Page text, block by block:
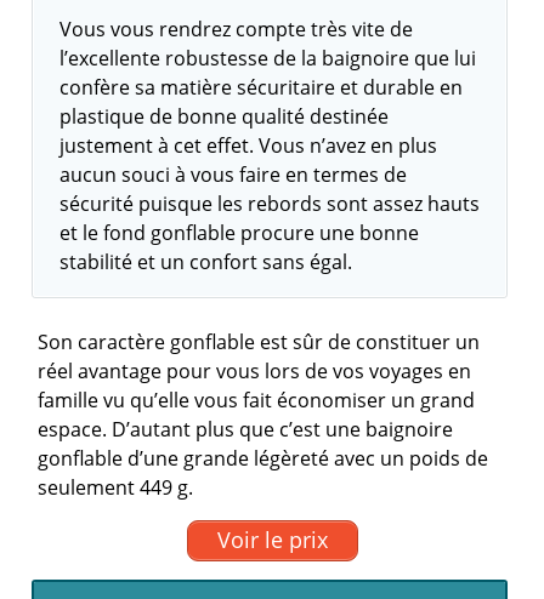
Vous vous rendrez compte très vite de
l’excellente robustesse de la baignoire que lui
confère sa matière sécuritaire et durable en
plastique de bonne qualité destinée
justement à cet effet. Vous n’avez en plus
aucun souci à vous faire en termes de
sécurité puisque les rebords sont assez hauts
et le fond gonflable procure une bonne
stabilité et un confort sans égal.
Son caractère gonflable est sûr de constituer un
réel avantage pour vous lors de vos voyages en
famille vu qu’elle vous fait économiser un grand
espace. D’autant plus que c’est une baignoire
gonflable d’une grande légèreté avec un poids de
seulement 449 g.
Voir le prix